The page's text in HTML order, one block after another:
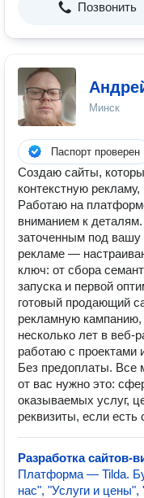
Позвонить
Минск
Паспорт проверен
Создаю сайты,
контекстную
Работаю на
вниманием к
заточенным под
рекламе —
ключ: от сбора
запуска и первой
готовый продающий
рекламную
несколько лет в веб-
работаю с проектами
Без предоплаты. Все
от вас нужно это:
оказываемых услуг,
реквизиты, если есть
Разработка сайтов-
Платформа — Tilda.
нас", "Услуги и